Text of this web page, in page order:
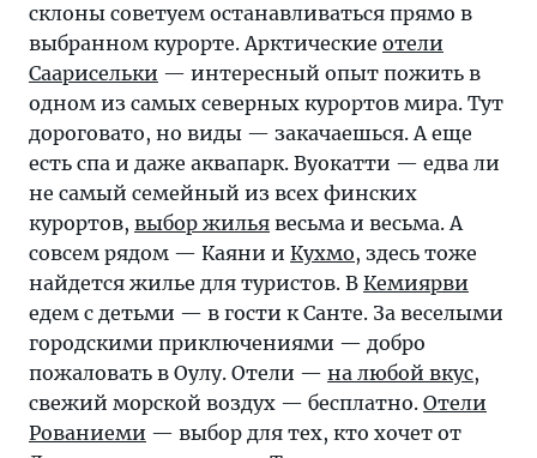
склоны советуем останавливаться прямо в
выбранном курорте. Арктические отели
Саарисельки — интересный опыт пожить в
одном из самых северных курортов мира. Тут
дороговато, но виды — закачаешься. А еще
есть спа и даже аквапарк. Вуокатти — едва ли
не самый семейный из всех финских
курортов, выбор жилья весьма и весьма. А
совсем рядом — Каяни и Кухмо, здесь тоже
найдется жилье для туристов. В Кемиярви
едем с детьми — в гости к Санте. За веселыми
городскими приключениями — добро
пожаловать в Оулу. Отели — на любой вкус,
свежий морской воздух — бесплатно. Отели
Рованиеми — выбор для тех, кто хочет от